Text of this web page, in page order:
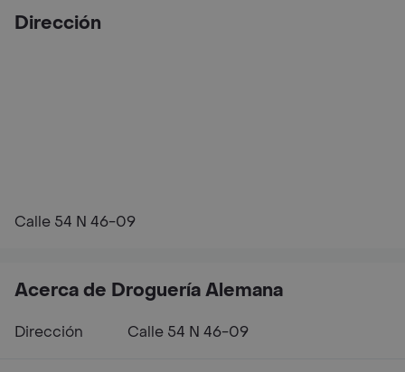
Dirección
Calle 54 N 46-09
Acerca de Droguería Alemana
Dirección Calle 54 N 46-09